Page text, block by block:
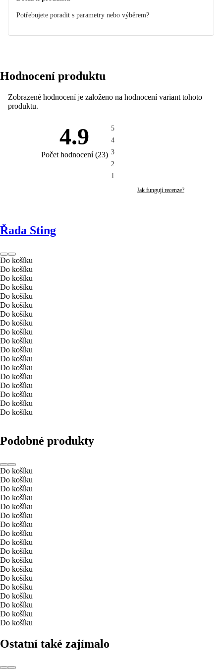
Potřebujete poradit s parametry nebo výběrem?
Hodnocení produktu
Zobrazené hodnocení je založeno na hodnocení variant tohoto
produktu.
4.9
Počet hodnocení(23)
5
4
3
2
1
Jak fungují recenze?
Řada Sting
Do košíku
Do košíku
Do košíku
Do košíku
Do košíku
Do košíku
Do košíku
Do košíku
Do košíku
Do košíku
Do košíku
Do košíku
Do košíku
Do košíku
Do košíku
Do košíku
Do košíku
Do košíku
Podobné produkty
Do košíku
Do košíku
Do košíku
Do košíku
Do košíku
Do košíku
Do košíku
Do košíku
Do košíku
Do košíku
Do košíku
Do košíku
Do košíku
Do košíku
Do košíku
Do košíku
Do košíku
Do košíku
Ostatní také zajímalo